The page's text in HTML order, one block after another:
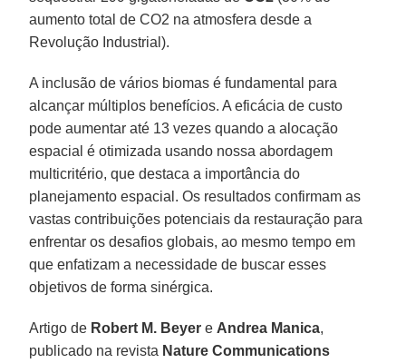
aumento total de CO2 na atmosfera desde a
Revolução Industrial).
A inclusão de vários biomas é fundamental para
alcançar múltiplos benefícios. A eficácia de custo
pode aumentar até 13 vezes quando a alocação
espacial é otimizada usando nossa abordagem
multicritério, que destaca a importância do
planejamento espacial. Os resultados confirmam as
vastas contribuições potenciais da restauração para
enfrentar os desafios globais, ao mesmo tempo em
que enfatizam a necessidade de buscar esses
objetivos de forma sinérgica.
Artigo de Robert M. Beyer e Andrea Manica,
publicado na revista Nature Communications